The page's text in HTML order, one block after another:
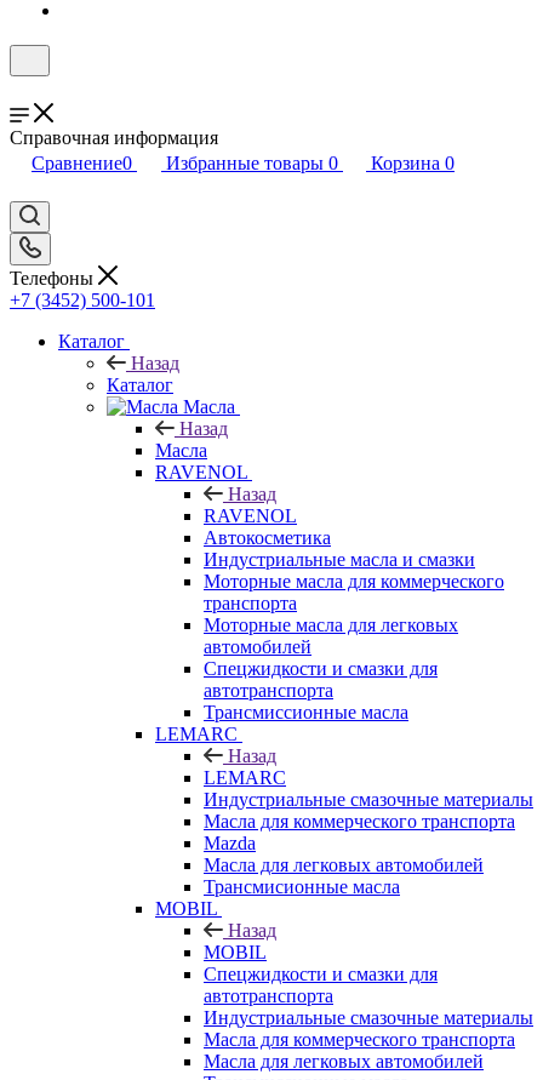
Справочная информация
Сравнение0 Избранные товары 0 Корзина 0
Телефоны
+7 (3452) 500-101
Каталог
Назад
Каталог
Масла
Назад
Масла
RAVENOL
Назад
RAVENOL
Автокосметика
Индустриальные масла и смазки
Моторные масла для коммерческого
транспорта
Моторные масла для легковых
автомобилей
Спецжидкости и смазки для
автотранспорта
Трансмиссионные масла
LEMARC
Назад
LEMARC
Индустриальные смазочные материалы
Масла для коммерческого транспорта
Mazda
Масла для легковых автомобилей
Трансмисионные масла
MOBIL
Назад
MOBIL
Cпецжидкости и смазки для
автотранспорта
Индустриальные смазочные материалы
Масла для коммерческого транспорта
Масла для легковых автомобилей